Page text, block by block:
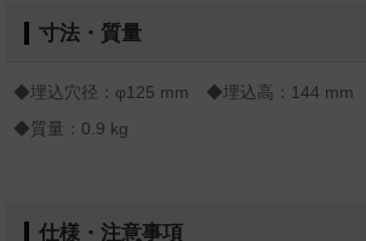
寸法・質量
◆埋込穴径：φ125 mm ◆埋込高：144 mm
◆質量：0.9 kg
仕様・注意事項